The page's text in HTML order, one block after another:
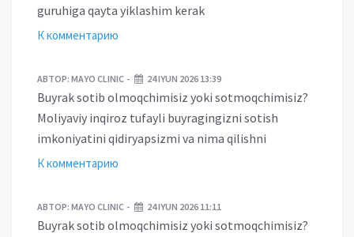
guruhiga qayta yiklashim kerak
К комментарию
АВТОР: MAYO CLINIC 24 IYUN 2026 13:39
Buyrak sotib olmoqchimisiz yoki sotmoqchimisiz?
Moliyaviy inqiroz tufayli buyragingizni sotish
imkoniyatini qidiryapsizmi va nima qilishni
К комментарию
АВТОР: MAYO CLINIC 24 IYUN 2026 11:11
Buyrak sotib olmoqchimisiz yoki sotmoqchimisiz?